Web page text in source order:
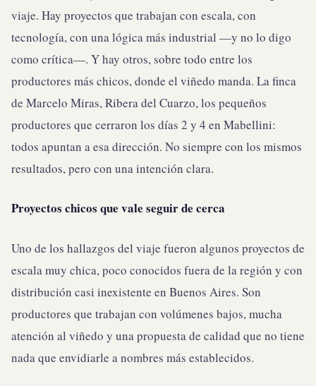
viaje. Hay proyectos que trabajan con escala, con
tecnología, con una lógica más industrial —y no lo digo
como crítica—. Y hay otros, sobre todo entre los
productores más chicos, donde el viñedo manda. La finca
de Marcelo Miras, Ribera del Cuarzo, los pequeños
productores que cerraron los días 2 y 4 en Mabellini:
todos apuntan a esa dirección. No siempre con los mismos
resultados, pero con una intención clara.
Proyectos chicos que vale seguir de cerca
Uno de los hallazgos del viaje fueron algunos proyectos de
escala muy chica, poco conocidos fuera de la región y con
distribución casi inexistente en Buenos Aires. Son
productores que trabajan con volúmenes bajos, mucha
atención al viñedo y una propuesta de calidad que no tiene
nada que envidiarle a nombres más establecidos.